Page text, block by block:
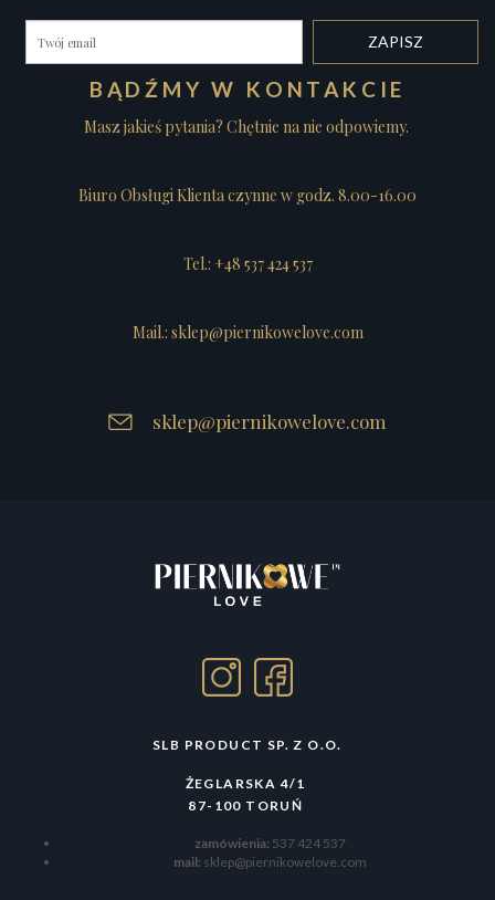
BĄDŹMY W KONTAKCIE
Masz jakieś pytania? Chętnie na nie odpowiemy.
Biuro Obsługi Klienta czynne w godz. 8.00-16.00
Tel.: +48 537 424 537
Mail.: sklep@piernikowelove.com
sklep@piernikowelove.com
SLB PRODUCT SP. Z O.O.
ŻEGLARSKA 4/1
87-100 TORUŃ
zamówienia: 537 424 537
mail: sklep@piernikowelove.com